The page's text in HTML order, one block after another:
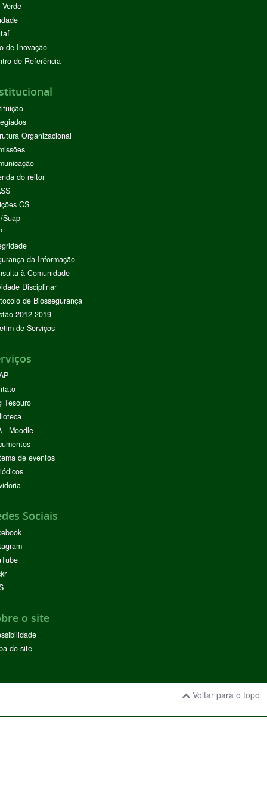
de Inovação
de Referência
Organizacional
do reitor
CS
Suap
da Informação
à Comunidade
Disciplinar
de Biossegurança
2012-2019
de Serviços
Tesouro
- Moodle
de eventos
Sociais
o site
do site
Voltar para o topo